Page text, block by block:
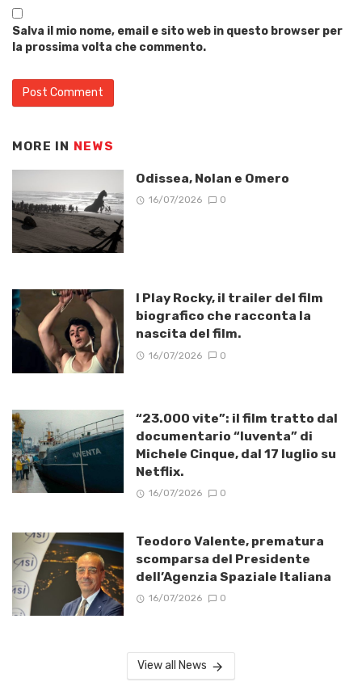
Salva il mio nome, email e sito web in questo browser per
la prossima volta che commento.
MORE IN NEWS
Odissea, Nolan e Omero
16/07/2026 0
I Play Rocky, il trailer del film
biografico che racconta la
nascita del film.
16/07/2026 0
“23.000 vite”: il film tratto dal
documentario “Iuventa” di
Michele Cinque, dal 17 luglio su
Netflix.
16/07/2026 0
Teodoro Valente, prematura
scomparsa del Presidente
dell’Agenzia Spaziale Italiana
16/07/2026 0
View all News